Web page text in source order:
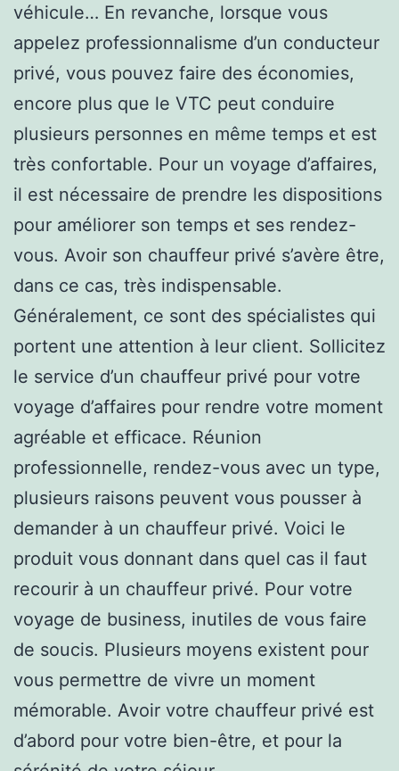
véhicule… En revanche, lorsque vous
appelez professionnalisme d’un conducteur
privé, vous pouvez faire des économies,
encore plus que le VTC peut conduire
plusieurs personnes en même temps et est
très confortable. Pour un voyage d’affaires,
il est nécessaire de prendre les dispositions
pour améliorer son temps et ses rendez-
vous. Avoir son chauffeur privé s’avère être,
dans ce cas, très indispensable.
Généralement, ce sont des spécialistes qui
portent une attention à leur client. Sollicitez
le service d’un chauffeur privé pour votre
voyage d’affaires pour rendre votre moment
agréable et efficace. Réunion
professionnelle, rendez-vous avec un type,
plusieurs raisons peuvent vous pousser à
demander à un chauffeur privé. Voici le
produit vous donnant dans quel cas il faut
recourir à un chauffeur privé. Pour votre
voyage de business, inutiles de vous faire
de soucis. Plusieurs moyens existent pour
vous permettre de vivre un moment
mémorable. Avoir votre chauffeur privé est
d’abord pour votre bien-être, et pour la